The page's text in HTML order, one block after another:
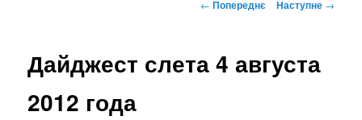
← Попереднє Наступне →
Дайджест слета 4 августа
2012 года